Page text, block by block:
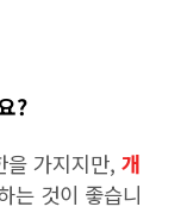
?
을 가지지만, 개
는 것이 좋습니